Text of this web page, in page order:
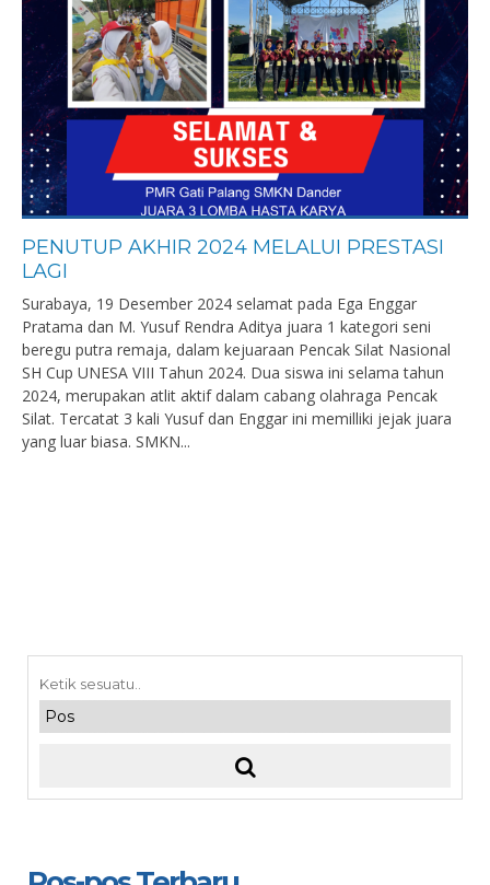
PENUTUP AKHIR 2024 MELALUI PRESTASI
LAGI
Surabaya, 19 Desember 2024 selamat pada Ega Enggar
Pratama dan M. Yusuf Rendra Aditya juara 1 kategori seni
beregu putra remaja, dalam kejuaraan Pencak Silat Nasional
SH Cup UNESA VIII Tahun 2024. Dua siswa ini selama tahun
2024, merupakan atlit aktif dalam cabang olahraga Pencak
Silat. Tercatat 3 kali Yusuf dan Enggar ini memilliki jejak juara
yang luar biasa. SMKN...